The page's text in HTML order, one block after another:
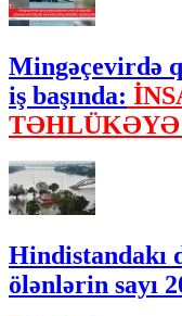
Mingəçevirdə
iş başında:
TƏHLÜKƏYƏ
Hindistandakı
ölənlərin sayı